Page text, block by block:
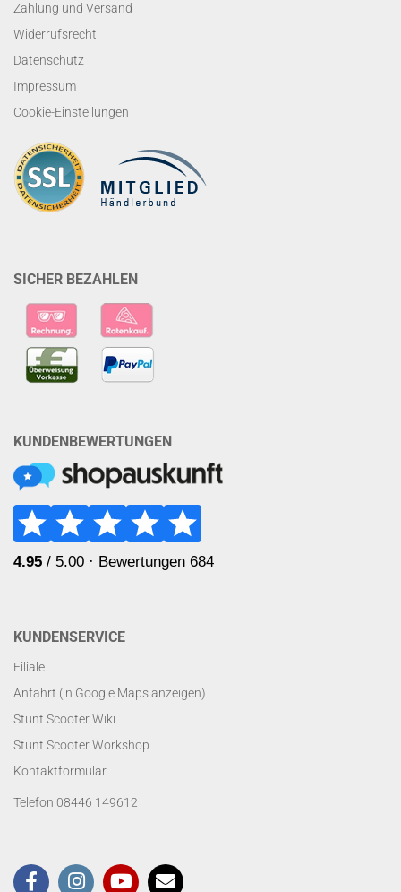
Zahlung und Versand
Widerrufsrecht
Datenschutz
Impressum
Cookie-Einstellungen
SICHER BEZAHLEN
KUNDENBEWERTUNGEN
KUNDENSERVICE
Filiale
Anfahrt (in Google Maps anzeigen)
Stunt Scooter Wiki
Stunt Scooter Workshop
Kontaktformular
Telefon 08446 149612